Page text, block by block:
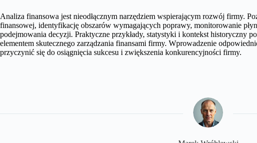
Analiza finansowa jest nieodłącznym narzędziem wspierającym rozwój firmy.
finansowej, identyfikację obszarów wymagających poprawy, monitorowanie
podejmowania decyzji. Praktyczne przykłady, statystyki i kontekst historyczny
elementem skutecznego zarządzania finansami firmy. Wprowadzenie
przyczynić się do osiągnięcia sukcesu i zwiększenia konkurencyjności firmy.